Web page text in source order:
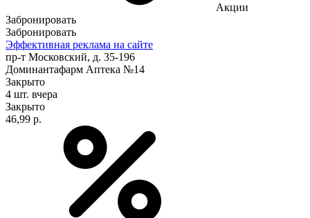
Акции
Забронировать
Забронировать
Эффективная реклама на сайте
пр-т Московский, д. 35-196
Доминантафарм Аптека №14
Закрыто
4 шт. вчера
Закрыто
46,99 р.